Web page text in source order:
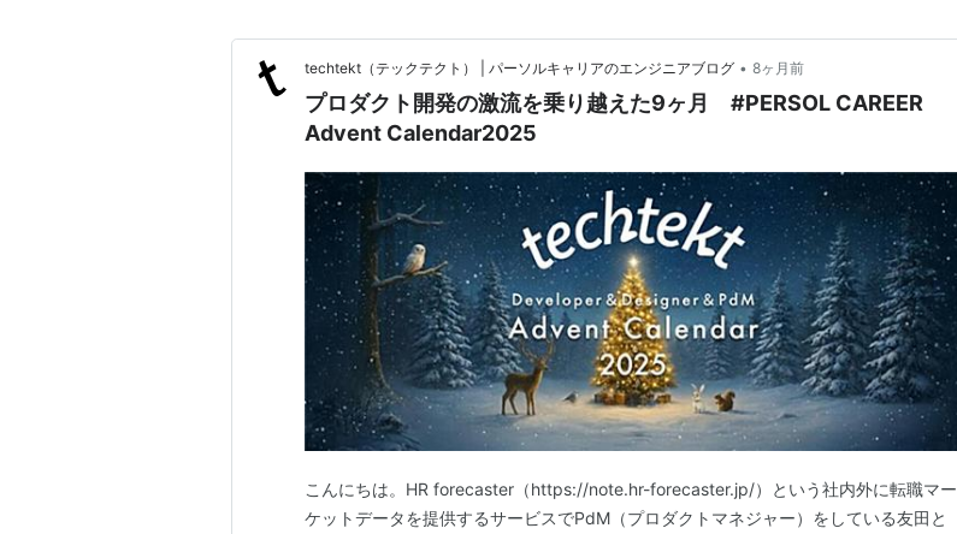
techtekt（テックテクト） | パーソルキャリアのエンジニアブログ • 8ヶ月前
プロダクト開発の激流を乗り越えた9ヶ月 #PERSOL CAREER
Advent Calendar2025
こんにちは。HR forecaster（https://note.hr-forecaster.jp/）という社内外に転職マー
ケットデータを提供するサービスでPdM（プロダクトマネジャー）をしている友田と